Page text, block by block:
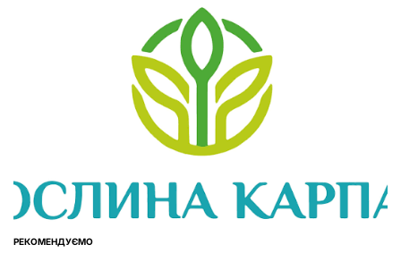
ОПУБЛІКУВАТИ
РЕКОМЕНДУЄМО